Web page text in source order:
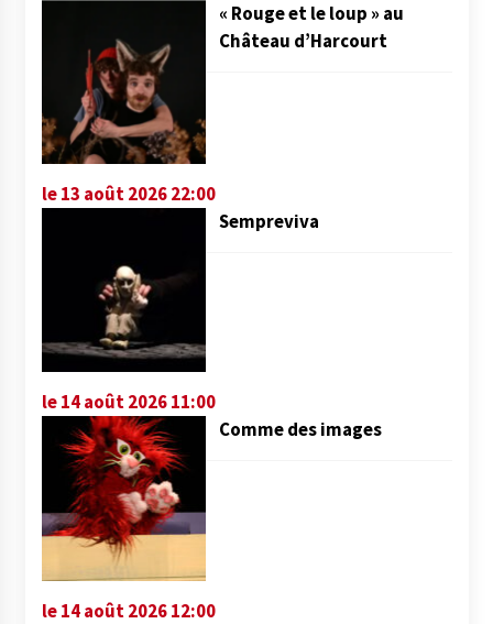
« Rouge et le loup » au
Château d’Harcourt
le 13 août 2026 22:00
Sempreviva
le 14 août 2026 11:00
Comme des images
le 14 août 2026 12:00